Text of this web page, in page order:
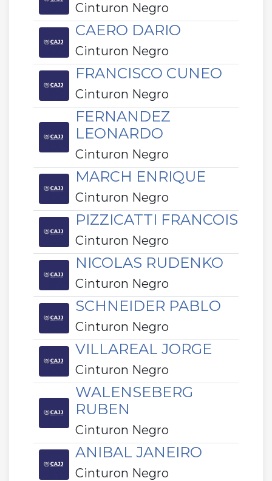
Cinturon Negro
CAERO DARIO
Cinturon Negro
FRANCISCO CUNEO
Cinturon Negro
FERNANDEZ
LEONARDO
Cinturon Negro
MARCH ENRIQUE
Cinturon Negro
PIZZICATTI FRANCOIS
Cinturon Negro
NICOLAS RUDENKO
Cinturon Negro
SCHNEIDER PABLO
Cinturon Negro
VILLAREAL JORGE
Cinturon Negro
WALENSEBERG
RUBEN
Cinturon Negro
ANIBAL JANEIRO
Cinturon Negro